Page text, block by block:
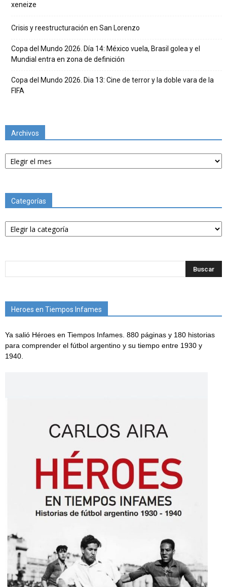
xeneize
Crisis y reestructuración en San Lorenzo
Copa del Mundo 2026. Día 14: México vuela, Brasil golea y el
Mundial entra en zona de definición
Copa del Mundo 2026. Dia 13: Cine de terror y la doble vara de la
FIFA
Archivos
Archivos
Categorías
Categorías
Heroes en Tiempos Infames
Ya salió Héroes en Tiempos Infames. 880 páginas y 180 historias
para comprender el fútbol argentino y su tiempo entre 1930 y
1940.